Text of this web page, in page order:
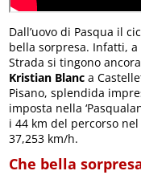
Dall’uovo di Pasqua il
bella sorpresa. Infatti,
Strada si tingono
Kristian Blanc a
Pisano, splendida
imposta nella
i 44 km del percorso
37,253 km/h.
Che bella